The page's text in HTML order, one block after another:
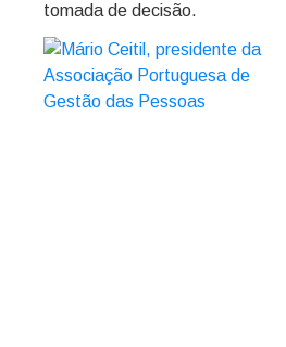
tomada de decisão.